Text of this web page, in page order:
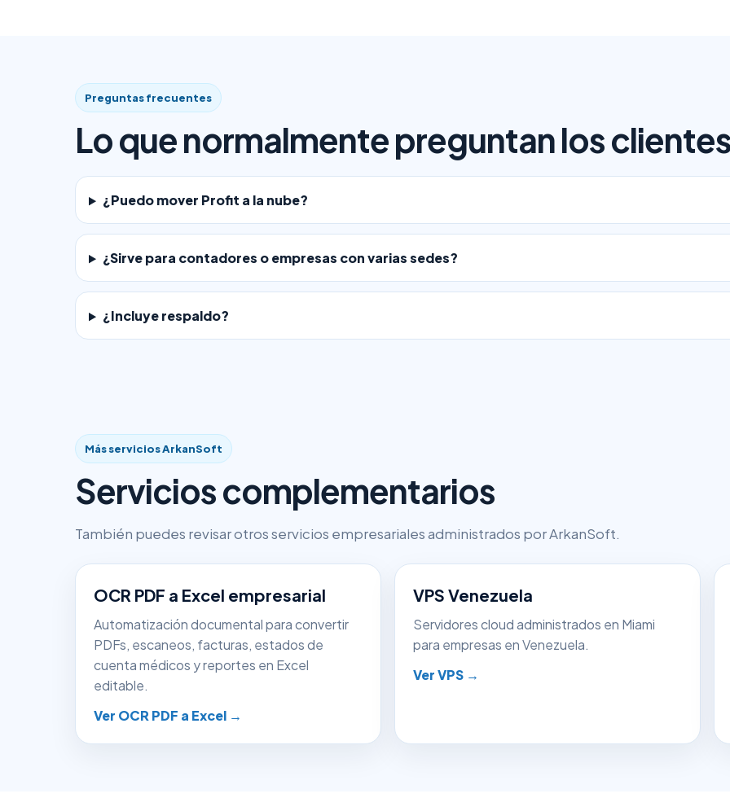
Preguntas frecuentes
Lo que normalmente preguntan los
¿Puedo mover Profit a la nube?
¿Sirve para contadores o empresas con varias sedes?
¿Incluye respaldo?
Más servicios ArkanSoft
Servicios complementarios
También puedes revisar otros servicios empresariales administrados por ArkanSoft.
OCR PDF a Excel empresarial
Automatización documental para convertir
PDFs, escaneos, facturas, estados de
cuenta médicos y reportes en Excel
editable.
Ver OCR PDF a Excel →
VPS Venezuela
Servidores cloud administrados en Miami
para empresas en Venezuela.
Ver VPS →